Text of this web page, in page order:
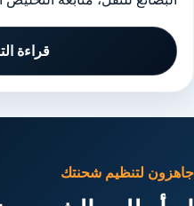
قراءة
جاهزون لتنظيم شحنتك